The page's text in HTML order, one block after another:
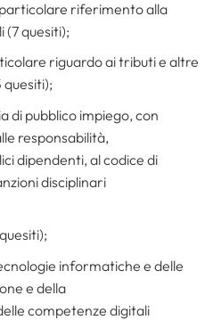
riferimento alla
(7 quesiti);
riguardo ai tributi e altre
di pubblico impiego, con
responsabilità,
dipendenti, al codice di
disciplinari
informatiche e delle
e della
competenze digitali